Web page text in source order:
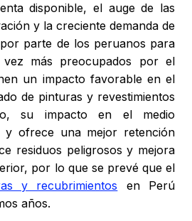
disponible, el auge de las
y la creciente demanda de
parte de los peruanos para
más preocupados por el
un impacto favorable en el
de pinturas y revestimientos
su impacto en el medio
y ofrece una mejor retención
residuos peligrosos y mejora
por lo que se prevé que el
y recubrimientos en Perú
años.